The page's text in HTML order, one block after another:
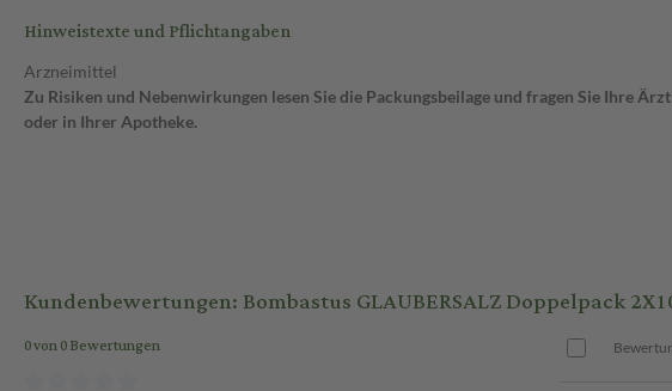
Hinweistexte und Pflichtangaben
Arzneimittel
Zu Risiken und Nebenwirkungen lesen Sie die Packungsbeilage und fragen Sie Ihre
oder in Ihrer Apotheke.
Kundenbewertungen: Bombastus GLAUBERSALZ Doppelpack
0 von 0 Bewertungen